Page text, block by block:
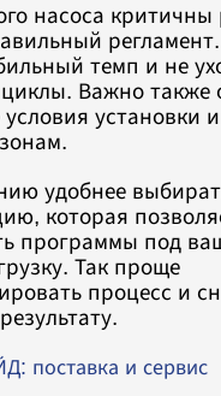
насоса критичны
темп и не
Важно также
установки
удобнее
которая
программы под
Так проще
процесс и
поставка и сервис